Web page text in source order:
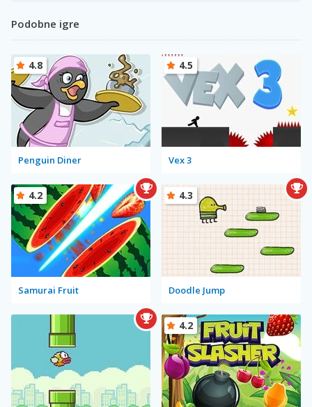
Podobne igre
Penguin Diner
4.8
Vex 3
4.5
Samurai Fruit
4.2
Doodle Jump
4.3
4.2